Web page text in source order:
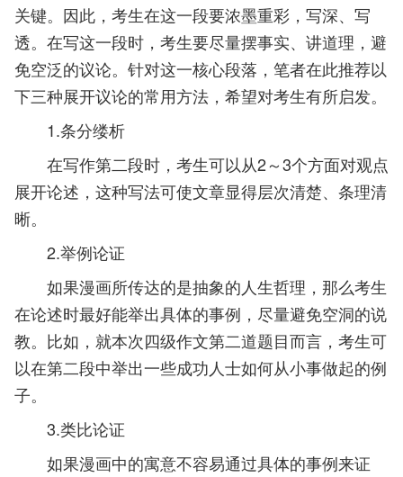
关键。因此，考生在这一段要浓墨重彩，写深、写
透。在写这一段时，考生要尽量摆事实、讲道理，避
免空泛的议论。针对这一核心段落，笔者在此推荐以
下三种展开议论的常用方法，希望对考生有所启发。
1.条分缕析
在写作第二段时，考生可以从2～3个方面对观点
展开论述，这种写法可使文章显得层次清楚、条理清
晰。
2.举例论证
如果漫画所传达的是抽象的人生哲理，那么考生
在论述时最好能举出具体的事例，尽量避免空洞的说
教。比如，就本次四级作文第二道题目而言，考生可
以在第二段中举出一些成功人士如何从小事做起的例
子。
3.类比论证
如果漫画中的寓意不容易通过具体的事例来证